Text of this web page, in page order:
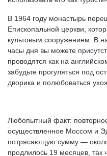
В 1964 году монастырь
Епископальной церкви,
культовым сооружением. В
часы дня вы можете
проводятся как на
забудьте прогуляться под
дворика и полюбоваться
Любопытный факт:
осуществленное Моссом и
потрясающую сумму —
продлилось 19 месяцев, так